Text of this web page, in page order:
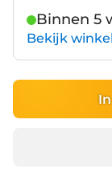
Binnen 5
Bekijk